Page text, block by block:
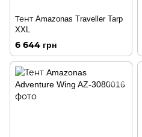
Тент Amazonas Traveller Tarp
XXL
6 644 грн